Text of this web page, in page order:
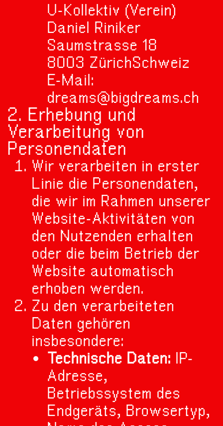
U-Kollektiv (Verein)
Daniel Riniker
Saumstrasse 18
8003 ZürichSchweiz
E-Mail:
dreams@bigdreams.ch
2. Erhebung und
Verarbeitung von
Personendaten
Wir verarbeiten in erster
Linie die Personendaten,
die wir im Rahmen unserer
Website-Aktivitäten von
den Nutzenden erhalten
oder die beim Betrieb der
Website automatisch
erhoben werden.
Zu den verarbeiteten
Daten gehören
insbesondere:
Technische Daten: IP-
Adresse,
Betriebssystem des
Endgeräts, Browsertyp,